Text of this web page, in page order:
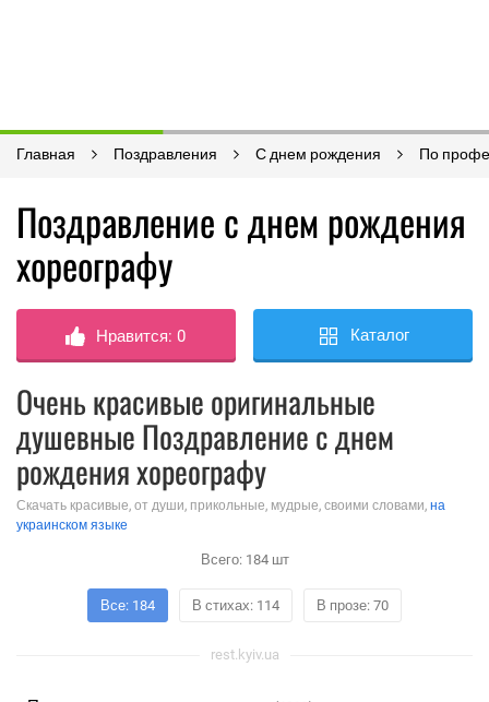
Главная Поздравления С днем рождения По
Поздравление с днем рождения
хореографу
Нравится:0 Каталог
Очень красивые оригинальные
душевные Поздравление с днем
рождения хореографу
Скачать красивые, от души, прикольные, мудрые, своими словами, на
украинском языке
Всего: 184шт
Все: 184 В стихах: 114 В прозе: 70
rest.kyiv.ua